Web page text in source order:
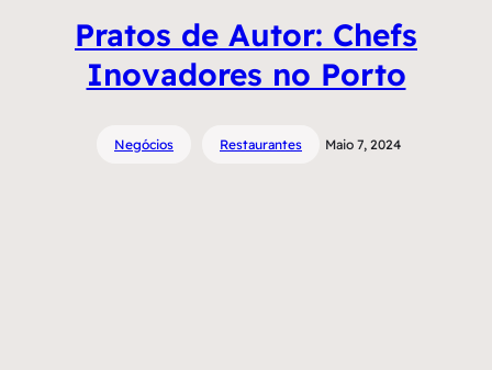
Pratos de Autor: Chefs
Inovadores no Porto
Negócios Restaurantes Maio 7, 2024